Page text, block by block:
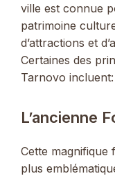
ville est connue
patrimoine
d’attractions et
Certaines des
Tarnovo incluent:
L’ancienne
Cette magnifique
plus